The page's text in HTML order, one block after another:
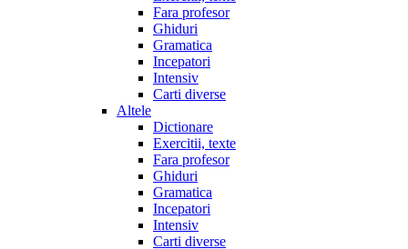
Fara profesor
Ghiduri
Gramatica
Incepatori
Intensiv
Carti diverse
Altele
Dictionare
Exercitii, texte
Fara profesor
Ghiduri
Gramatica
Incepatori
Intensiv
Carti diverse